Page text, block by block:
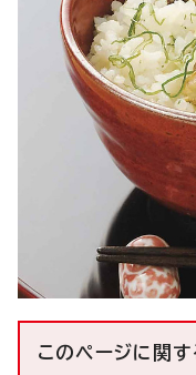
このページに関す